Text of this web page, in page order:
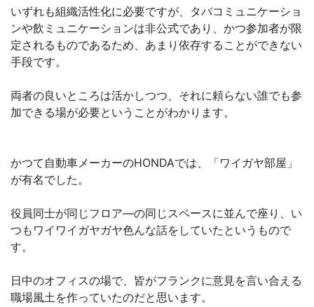
いずれも組織活性化に必要ですが、タバコミュニケーショ
ンや飲ミュニケーションは非公式であり、かつ参加者が限
定されるものであるため、あまり依存することができない
手段です。
両者の良いところは活かしつつ、それに頼らない誰でも参
加できる場が必要ということがわかります。
かつて自動車メーカーのHONDAでは、「ワイガヤ部屋」
が有名でした。
役員同士が同じフロア―の同じスペースに並んで座り、い
つもワイワイガヤガヤ色んな話をしていたというもので
す。
日中のオフィスの場で、皆がフランクに意見を言い合える
職場風土を作っていたのだと思います。